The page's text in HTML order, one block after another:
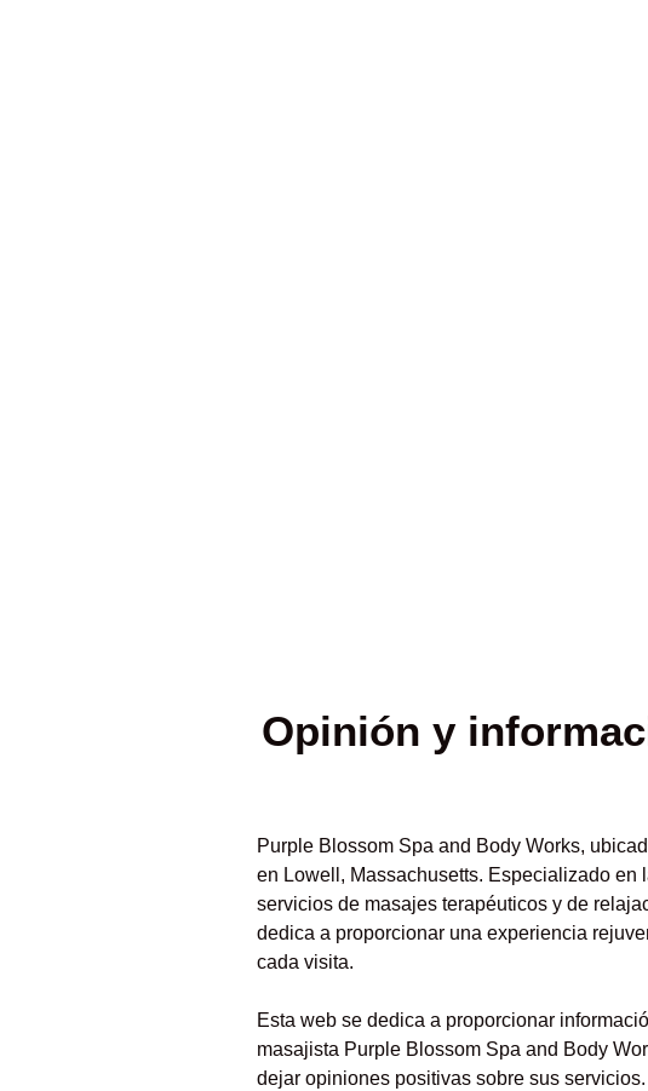
Opinión y
Purple Blossom Spa and Body Works,
en Lowell, Massachusetts. Especializado en
servicios de masajes terapéuticos y de
dedica a proporcionar una experiencia
cada visita.
Esta web se dedica a proporcionar
masajista Purple Blossom Spa and Body
dejar opiniones positivas sobre sus